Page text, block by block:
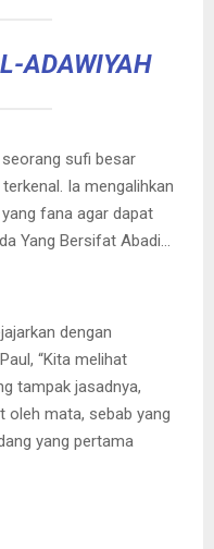
ADAWIYAH
seorang sufi besar
Ia mengalihkan
fana agar dapat
Yang Bersifat Abadi…
dengan
“Kita melihat
tampak jasadnya,
oleh mata, sebab yang
yang pertama